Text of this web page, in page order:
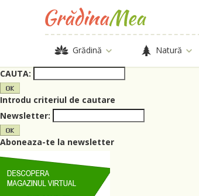
Grădină Natură
CAUTA:
Introdu criteriul de cautare
Newsletter:
Aboneaza-te la newsletter